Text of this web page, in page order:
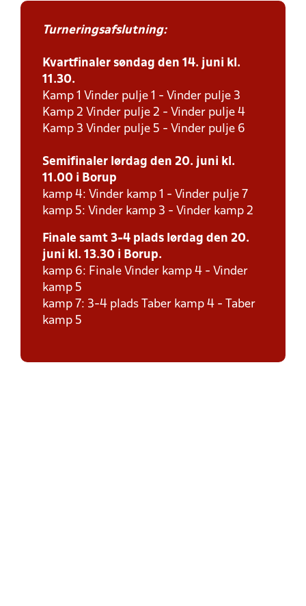
Turneringsafslutning:
Kvartfinaler søndag den 14. juni kl.
11.30.
Kamp 1 Vinder pulje 1 - Vinder pulje 3
Kamp 2 Vinder pulje 2 - Vinder pulje 4
Kamp 3 Vinder pulje 5 - Vinder pulje 6
Semifinaler lørdag den 20. juni kl.
11.00 i Borup
kamp 4: Vinder kamp 1 - Vinder pulje 7
kamp 5: Vinder kamp 3 - Vinder kamp 2
Finale samt 3-4 plads lørdag den 20.
juni kl. 13.30 i Borup.
kamp 6: Finale Vinder kamp 4 - Vinder
kamp 5
kamp 7: 3-4 plads Taber kamp 4 - Taber
kamp 5